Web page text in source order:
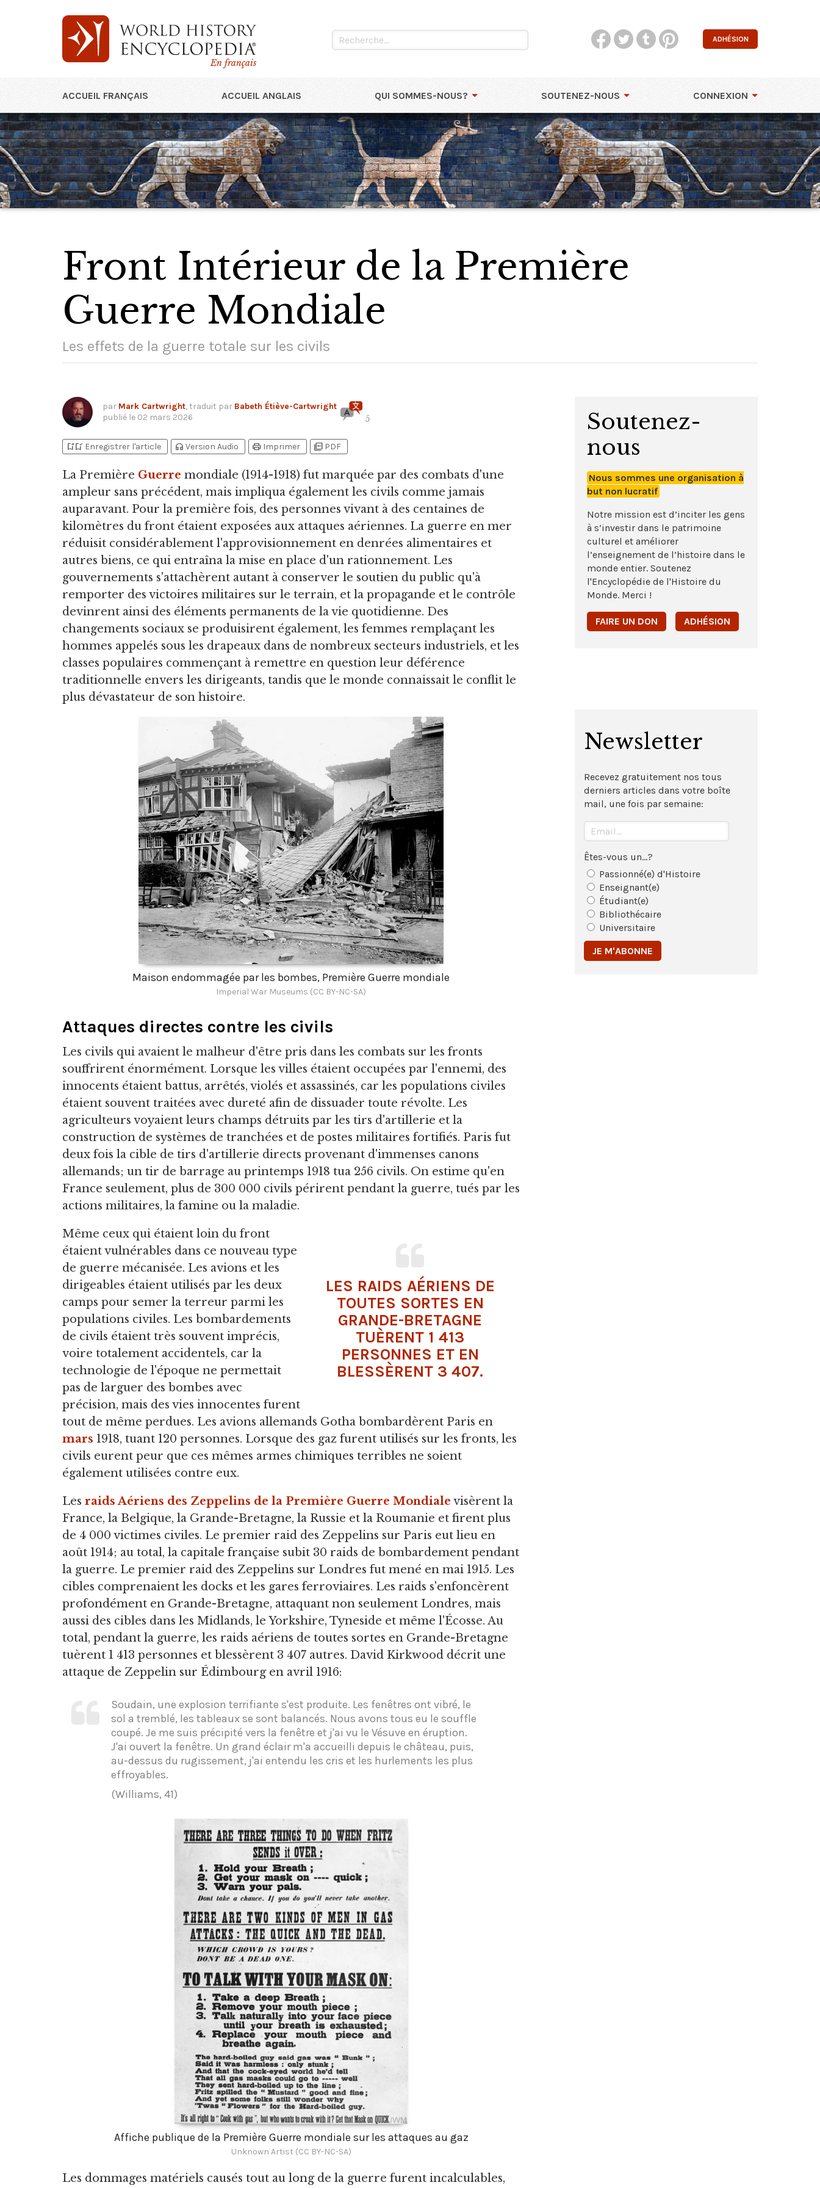
En français
ADHÉSION
ACCUEIL FRANÇAIS ACCUEIL ANGLAIS QUI SOMMES-NOUS? SOUTENEZ-NOUS CONNEXION
Front Intérieur de la Première
Guerre Mondiale
Les effets de la guerre totale sur les civils
par Mark Cartwright, traduit par Babeth Étiève-Cartwright
publié le 02 mars 2026 5
bookmark_addbookmark_added Enregistrer l'article headphones Version Audio print Imprimer picture_as_pdf PDF
La Première Guerre mondiale (1914-1918) fut marquée par des combats d'une
ampleur sans précédent, mais impliqua également les civils comme jamais
auparavant. Pour la première fois, des personnes vivant à des centaines de
kilomètres du front étaient exposées aux attaques aériennes. La guerre en mer
réduisit considérablement l'approvisionnement en denrées alimentaires et
autres biens, ce qui entraîna la mise en place d'un rationnement. Les
gouvernements s'attachèrent autant à conserver le soutien du public qu'à
remporter des victoires militaires sur le terrain, et la propagande et le contrôle
devinrent ainsi des éléments permanents de la vie quotidienne. Des
changements sociaux se produisirent également, les femmes remplaçant les
hommes appelés sous les drapeaux dans de nombreux secteurs industriels, et les
classes populaires commençant à remettre en question leur déférence
traditionnelle envers les dirigeants, tandis que le monde connaissait le conflit le
plus dévastateur de son histoire.
Maison endommagée par les bombes, Première Guerre mondiale
Imperial War Museums (CC BY-NC-SA)
Attaques directes contre les civils
Les civils qui avaient le malheur d'être pris dans les combats sur les fronts
souffrirent énormément. Lorsque les villes étaient occupées par l'ennemi, des
innocents étaient battus, arrêtés, violés et assassinés, car les populations civiles
étaient souvent traitées avec dureté afin de dissuader toute révolte. Les
agriculteurs voyaient leurs champs détruits par les tirs d'artillerie et la
construction de systèmes de tranchées et de postes militaires fortifiés. Paris fut
deux fois la cible de tirs d'artillerie directs provenant d'immenses canons
allemands; un tir de barrage au printemps 1918 tua 256 civils. On estime qu'en
France seulement, plus de 300 000 civils périrent pendant la guerre, tués par les
actions militaires, la famine ou la maladie.
LES RAIDS AÉRIENS DE
TOUTES SORTES EN
GRANDE-BRETAGNE
TUÈRENT 1 413
PERSONNES ET EN
BLESSÈRENT 3 407.
Même ceux qui étaient loin du front
étaient vulnérables dans ce nouveau type
de guerre mécanisée. Les avions et les
dirigeables étaient utilisés par les deux
camps pour semer la terreur parmi les
populations civiles. Les bombardements
de civils étaient très souvent imprécis,
voire totalement accidentels, car la
technologie de l'époque ne permettait
pas de larguer des bombes avec
précision, mais des vies innocentes furent
tout de même perdues. Les avions allemands Gotha bombardèrent Paris en
mars 1918, tuant 120 personnes. Lorsque des gaz furent utilisés sur les fronts, les
civils eurent peur que ces mêmes armes chimiques terribles ne soient
également utilisées contre eux.
Les raids Aériens des Zeppelins de la Première Guerre Mondiale visèrent la
France, la Belgique, la Grande-Bretagne, la Russie et la Roumanie et firent plus
de 4 000 victimes civiles. Le premier raid des Zeppelins sur Paris eut lieu en
août 1914; au total, la capitale française subit 30 raids de bombardement pendant
la guerre. Le premier raid des Zeppelins sur Londres fut mené en mai 1915. Les
cibles comprenaient les docks et les gares ferroviaires. Les raids s'enfoncèrent
profondément en Grande-Bretagne, attaquant non seulement Londres, mais
aussi des cibles dans les Midlands, le Yorkshire, Tyneside et même l'Écosse. Au
total, pendant la guerre, les raids aériens de toutes sortes en Grande-Bretagne
tuèrent 1 413 personnes et blessèrent 3 407 autres. David Kirkwood décrit une
attaque de Zeppelin sur Édimbourg en avril 1916:
Soudain, une explosion terrifiante s'est produite. Les fenêtres ont vibré, le
sol a tremblé, les tableaux se sont balancés. Nous avons tous eu le souffle
coupé. Je me suis précipité vers la fenêtre et j'ai vu le Vésuve en éruption.
J'ai ouvert la fenêtre. Un grand éclair m'a accueilli depuis le château, puis,
au-dessus du rugissement, j'ai entendu les cris et les hurlements les plus
effroyables.
(Williams, 41)
Affiche publique de la Première Guerre mondiale sur les attaques au gaz
Unknown Artist (CC BY-NC-SA)
Les dommages matériels causés tout au long de la guerre furent incalculables,
Soutenez-
nous
Nous sommes une organisation à
but non lucratif
Notre mission est d’inciter les gens
à s’investir dans le patrimoine
culturel et améliorer
l’enseignement de l’histoire dans le
monde entier. Soutenez
l'Encyclopédie de l'Histoire du
Monde. Merci !
FAIRE UN DON ADHÉSION
Newsletter
Recevez gratuitement nos tous
derniers articles dans votre boîte
mail, une fois par semaine:
Êtes-vous un...?
Passionné(e) d'Histoire
Enseignant(e)
Étudiant(e)
Bibliothécaire
Universitaire